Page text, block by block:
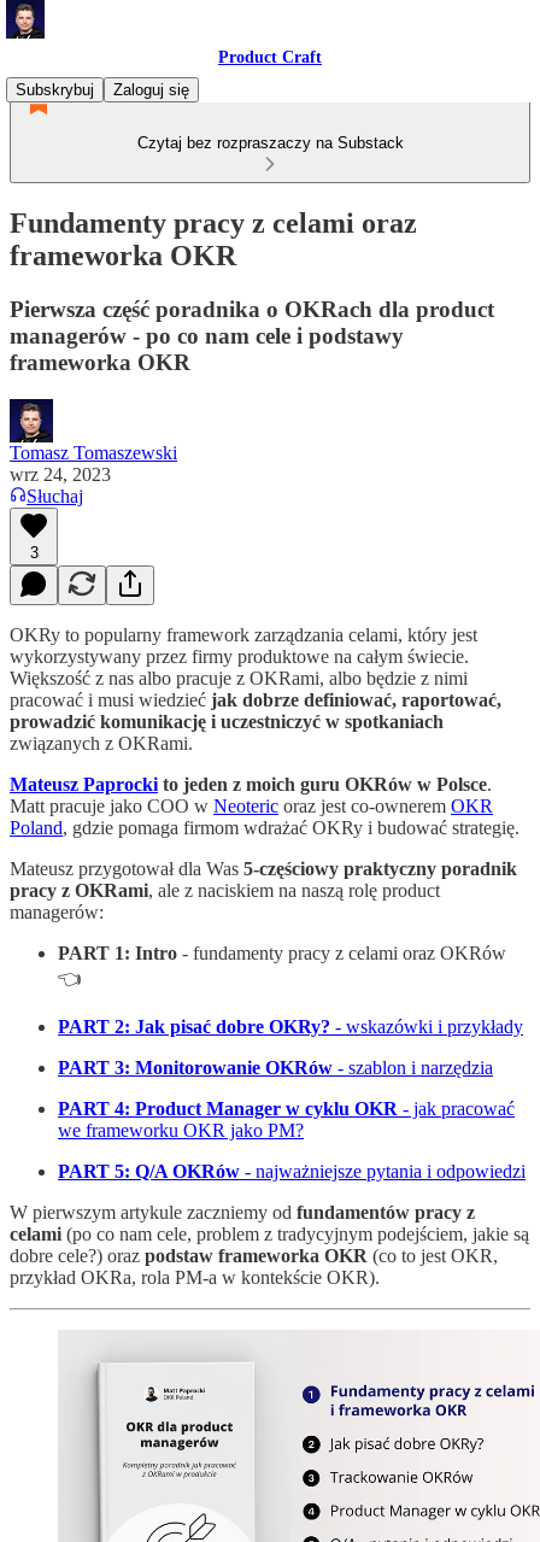
Product Craft
Subskrybuj
Zaloguj się
Czytaj bez rozpraszaczy na Substack
Fundamenty pracy z celami oraz
frameworka OKR
Pierwsza część poradnika o OKRach dla product
managerów - po co nam cele i podstawy
frameworka OKR
Tomasz Tomaszewski
wrz 24, 2023
Słuchaj
3
OKRy to popularny framework zarządzania celami, który jest
wykorzystywany przez firmy produktowe na całym świecie.
Większość z nas albo pracuje z OKRami, albo będzie z nimi
pracować i musi wiedzieć jak dobrze definiować, raportować,
prowadzić komunikację i uczestniczyć w spotkaniach
związanych z OKRami.
Mateusz Paprocki to jeden z moich guru OKRów w Polsce.
Matt pracuje jako COO w Neoteric oraz jest co-ownerem OKR
Poland, gdzie pomaga firmom wdrażać OKRy i budować strategię.
Mateusz przygotował dla Was 5-częściowy praktyczny poradnik
pracy z OKRami, ale z naciskiem na naszą rolę product
managerów:
PART 1: Intro - fundamenty pracy z celami oraz OKRów
👈
PART 2: Jak pisać dobre OKRy? - wskazówki i przykłady
PART 3: Monitorowanie OKRów - szablon i narzędzia
PART 4: Product Manager w cyklu OKR - jak pracować
we frameworku OKR jako PM?
PART 5: Q/A OKRów - najważniejsze pytania i odpowiedzi
W pierwszym artykule zaczniemy od fundamentów pracy z
celami (po co nam cele, problem z tradycyjnym podejściem, jakie są
dobre cele?) oraz podstaw frameworka OKR (co to jest OKR,
przykład OKRa, rola PM-a w kontekście OKR).